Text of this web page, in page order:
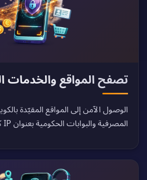
تصفح المواقع والخدمات
الوصول الآمن إلى المواقع المقيّدة
المصرفية والبوابات الحكومية بعنوان IP كويتي.